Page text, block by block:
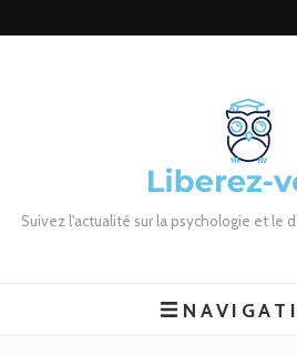
Suivez l'actualité sur la psychologie et le